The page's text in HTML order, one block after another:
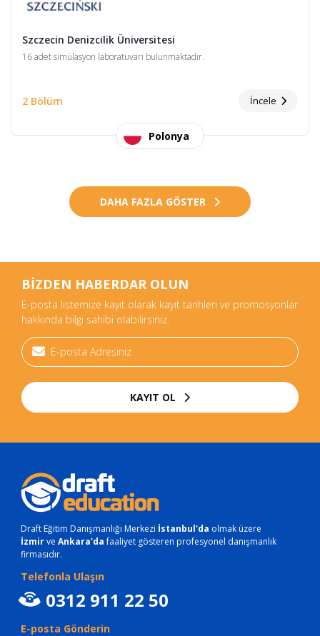
Szczecin Denizcilik Üniversitesi
16 adet simülasyon laboratuvarı bulunmaktadır.
2 Bölüm İncele
Polonya
DAHA FAZLA GÖSTER
BİZDEN HABERDAR OLUN
E-posta listemize kayıt olarak kayıt tarihleri ve promosyonlar
hakkında bilgi sahibi olabilirsiniz.
KAYIT OL
Draft Eğitim Danışmanlığı Merkezi İstanbul'da olmak üzere
İzmirve Ankara'dafaaliyet gösteren profesyonel danışmanlık
firmasıdır.
Telefonla Ulaşın
0312 911 22 50
E-posta Gönderin